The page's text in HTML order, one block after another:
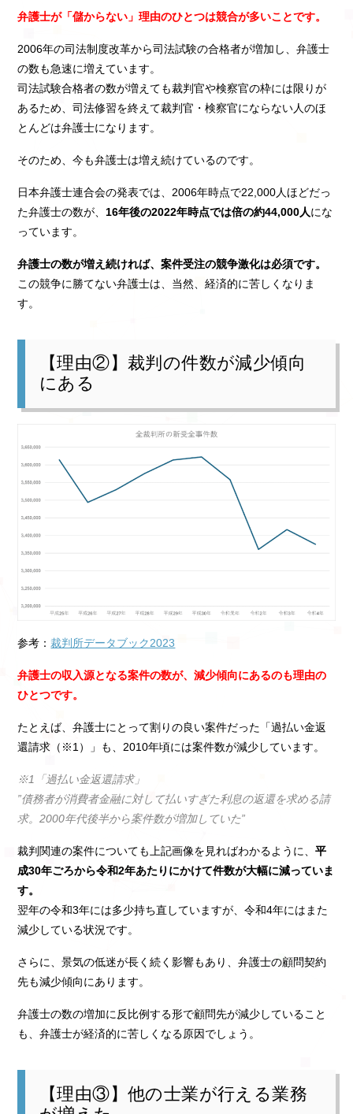
弁護士が「儲からない」理由のひとつは競合が多いことです。
2006年の司法制度改革から司法試験の合格者が増加し、弁護士
の数も急速に増えています。
司法試験合格者の数が増えても裁判官や検察官の枠には限りが
あるため、司法修習を終えて裁判官・検察官にならない人のほ
とんどは弁護士になります。
そのため、今も弁護士は増え続けているのです。
日本弁護士連合会の発表では、2006年時点で22,000人ほどだっ
た弁護士の数が、 16年後の2022年時点では倍の約44,000人にな
っています。
弁護士の数が増え続ければ、案件受注の競争激化は必須です。
この競争に勝てない弁護士は、当然、経済的に苦しくなりま
す。
【理由②】裁判の件数が減少傾向
にある
参考：裁判所データブック2023
弁護士の収入源となる案件の数が、減少傾向にあるのも理由の
ひとつです。
たとえば、弁護士にとって割りの良い案件だった「過払い金返
還請求（※1）」も、2010年頃には案件数が減少しています。
※1「過払い金返還請求」
”債務者が消費者金融に対して払いすぎた利息の返還を求める請
求。2000年代後半から案件数が増加していた”
裁判関連の案件についても上記画像を見ればわかるように、平
成30年ごろから令和2年あたりにかけて件数が大幅に減っていま
す。
翌年の令和3年には多少持ち直していますが、令和4年にはまた
減少している状況です。
さらに、景気の低迷が長く続く影響もあり、弁護士の顧問契約
先も減少傾向にあります。
弁護士の数の増加に反比例する形で顧問先が減少していること
も、弁護士が経済的に苦しくなる原因でしょう。
【理由③】他の士業が行える業務